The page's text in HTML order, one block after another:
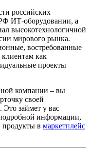
российских
ИТ-оборудовании, а
высокотехнологичной
мирового рынка.
востребованные
как
проекты
компании – вы
своей
. Это займет у вас
информации,
продукты в маркетплейс